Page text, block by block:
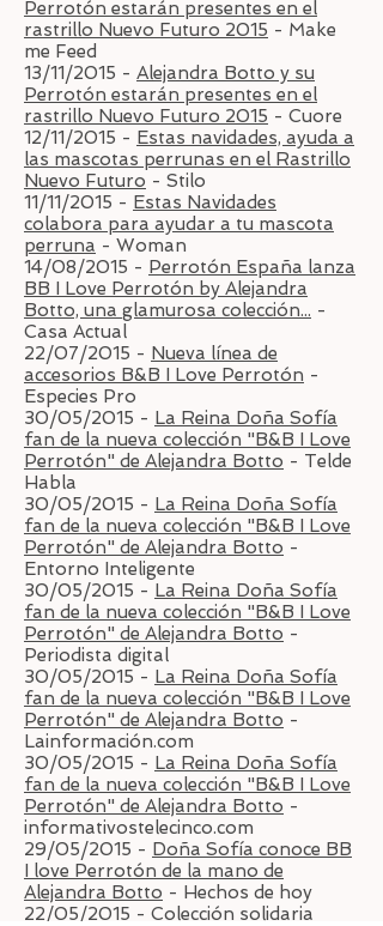
Perrotón estarán presentes en el
rastrillo Nuevo Futuro 2015 - Make
me Feed
13/11/2015 - Alejandra Botto y su
Perrotón estarán presentes en el
rastrillo Nuevo Futuro 2015 - Cuore
12/11/2015 - Estas navidades, ayuda a
las mascotas perrunas en el Rastrillo
Nuevo Futuro - Stilo
11/11/2015 - Estas Navidades
colabora para ayudar a tu mascota
perruna - Woman
14/08/2015 - Perrotón España lanza
BB I Love Perrotón by Alejandra
Botto, una glamurosa colección... -
Casa Actual
22/07/2015 - Nueva línea de
accesorios B&B I Love Perrotón -
Especies Pro
30/05/2015 - La Reina Doña Sofía
fan de la nueva colección "B&B I Love
Perrotón" de Alejandra Botto - Telde
Habla
30/05/2015 - La Reina Doña Sofía
fan de la nueva colección "B&B I Love
Perrotón" de Alejandra Botto -
Entorno Inteligente
30/05/2015 - La Reina Doña Sofía
fan de la nueva colección "B&B I Love
Perrotón" de Alejandra Botto -
Periodista digital
30/05/2015 - La Reina Doña Sofía
fan de la nueva colección "B&B I Love
Perrotón" de Alejandra Botto -
Lainformación.com
30/05/2015 - La Reina Doña Sofía
fan de la nueva colección "B&B I Love
Perrotón" de Alejandra Botto -
informativostelecinco.com
29/05/2015 - Doña Sofía conoce BB
I love Perrotón de la mano de
Alejandra Botto - Hechos de hoy
22/05/2015 - Colección solidaria